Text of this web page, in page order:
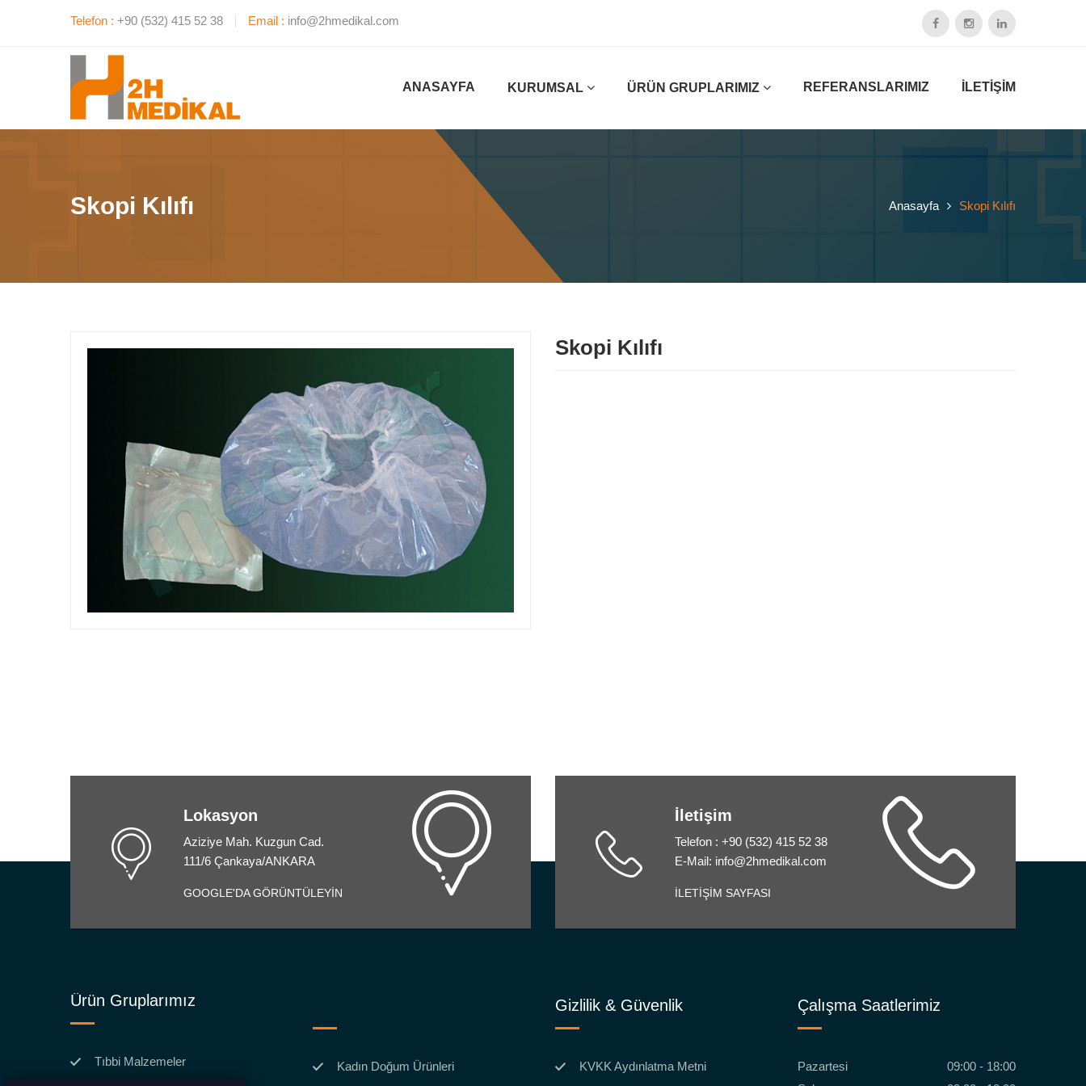
Telefon : +90 (532) 415 52 38 Email : info@2hmedikal.com
ANASAYFA KURUMSAL ÜRÜN GRUPLARIMIZ REFERANSLARIMIZ İLETİŞİM
Skopi Kılıfı Anasayfa Skopi Kılıfı
Skopi Kılıfı
Lokasyon
Aziziye Mah. Kuzgun Cad.
111/6 Çankaya/ANKARA
GOOGLE'DA GÖRÜNTÜLEYİN
İletişim
Telefon : +90 (532) 415 52 38
E-Mail: info@2hmedikal.com
İLETİŞİM SAYFASI
Ürün Gruplarımız
Tıbbi Malzemeler Kadın Doğum Ürünleri
Gizlilik & Güvenlik
KVKK Aydınlatma Metni
Çalışma Saatlerimiz
Pazartesi
09:00 - 18:00